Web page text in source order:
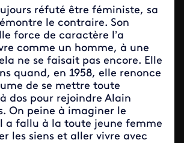
réfuté être féministe, sa
le contraire. Son
force de caractère l’a
comme un homme, à une
ne se faisait pas encore. Elle
quand, en 1958, elle renonce
de se mettre toute
dos pour rejoindre Alain
On peine à imaginer le
a fallu à la toute jeune femme
les siens et aller vivre avec